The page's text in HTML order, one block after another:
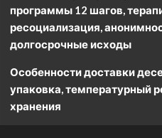
программы 12 шагов,
ресоциализация,
долгосрочные исходы
Особенности доставки
упаковка, температурный
хранения